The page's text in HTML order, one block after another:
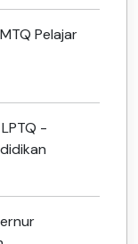
Pelajar
-